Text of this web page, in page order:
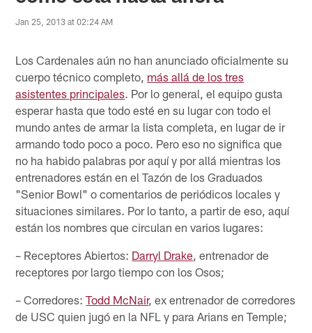
Jan 25, 2013 at 02:24 AM
Los Cardenales aún no han anunciado oficialmente su
cuerpo técnico completo, más allá de los tres
asistentes principales. Por lo general, el equipo gusta
esperar hasta que todo esté en su lugar con todo el
mundo antes de armar la lista completa, en lugar de ir
armando todo poco a poco. Pero eso no significa que
no ha habido palabras por aquí y por allá mientras los
entrenadores están en el Tazón de los Graduados
"Senior Bowl" o comentarios de periódicos locales y
situaciones similares. Por lo tanto, a partir de eso, aquí
están los nombres que circulan en varios lugares:
– Receptores Abiertos: Darryl Drake , entrenador de
receptores por largo tiempo con los Osos;
– Corredores:Todd McNair, ex entrenador de corredores
de USC quien jugó en la NFL y para Arians en Temple;